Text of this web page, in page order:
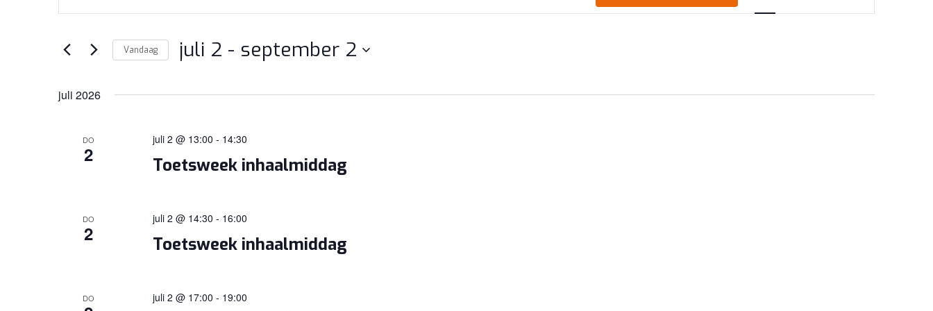
WEERGEVEN
in.
Evenementen
keyword.
NAVIGATIE
Vandaag juli 2 - september 2
een
juli 2026
DO
2 Toetsweek inhaalmiddag
juli 2 @ 13:00 - 14:30
DO
2 Toetsweek inhaalmiddag
juli 2 @ 14:30 - 16:00
DO juli 2 @ 17:00 - 19:00